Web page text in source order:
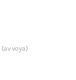
(av voya)